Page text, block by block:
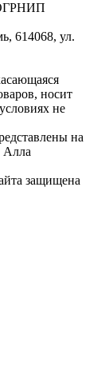
614068, ул.
носит
не
на
Алла
защищена